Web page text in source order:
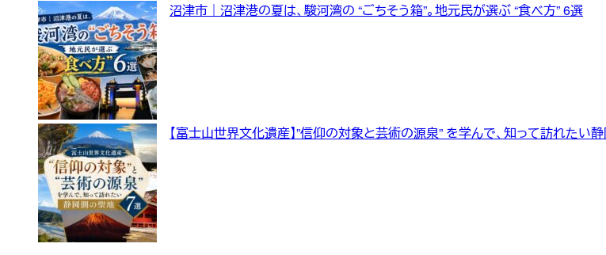
沼津市｜沼津港の夏は、駿河湾の “ごちそう箱”。地元民が選ぶ “食べ方” 6選
【富士山世界文化遺産】”信仰の対象と芸術の源泉” を学んで、知って訪れたい